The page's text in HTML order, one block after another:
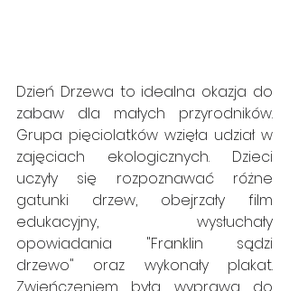
Dzień Drzewa to idealna okazja do
zabaw dla małych przyrodników.
Grupa pięciolatków wzięła udział w
zajęciach ekologicznych. Dzieci
uczyły się rozpoznawać różne
gatunki drzew, obejrzały film
edukacyjny, wysłuchały
opowiadania "Franklin sądzi
drzewo" oraz wykonały plakat.
Zwieńczeniem była wyprawa do